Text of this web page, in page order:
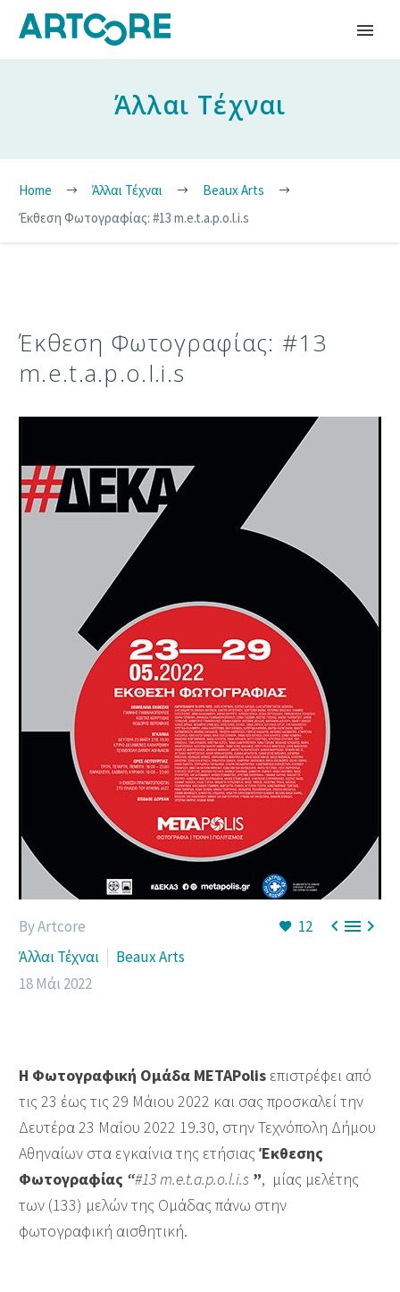
Άλλαι Τέχναι
Home Άλλαι Τέχναι
Beaux Arts
Έκθεση Φωτογραφίας: #13 m.e.t.a.p.o.l.i.s
Έκθεση Φωτογραφίας: #13
m.e.t.a.p.o.l.i.s
12 
By Artcore
Άλλαι Τέχναι
Beaux Arts
18 Μάι 2022
Η Φωτογραφική Ομάδα METAPolis επιστρέφει από
τις 23 έως τις 29 Μάιου 2022 και σας προσκαλεί την
Δευτέρα 23 Μαΐου 2022 19.30, στην Τεχνόπολη Δήμου
Αθηναίων στα εγκαίνια της ετήσιαςΈκθεσης
Φωτογραφίας “#13 m.e.t.a.p.o.l.i.s ”, μίας μελέτης
των (133) μελών της Ομάδας πάνω στην
φωτογραφική αισθητική.